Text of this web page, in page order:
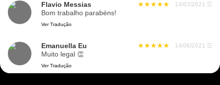
Flavio Messias 14/03/2021 ☰
Bom trabalho parabéns!
Ver Tradução
Emanuella Eu 14/06/2021 ☰
Muito legal 👏
Ver Tradução